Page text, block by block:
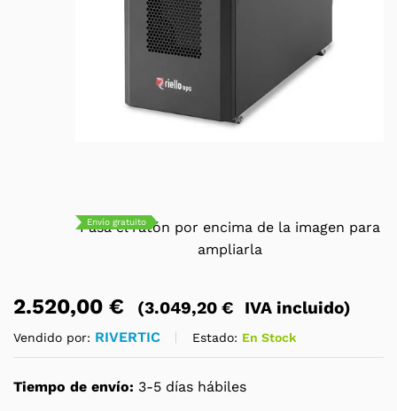
Pasa el ratón por encima de la imagen para
ampliarla
Envío gratuito
2.520,00 € (3.049,20 € IVA incluido)
Vendido por: RIVERTIC Estado: En Stock
Tiempo de envío: 3-5 días hábiles